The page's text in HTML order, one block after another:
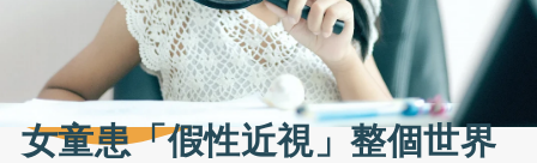
女童患「假性近視」整個世界